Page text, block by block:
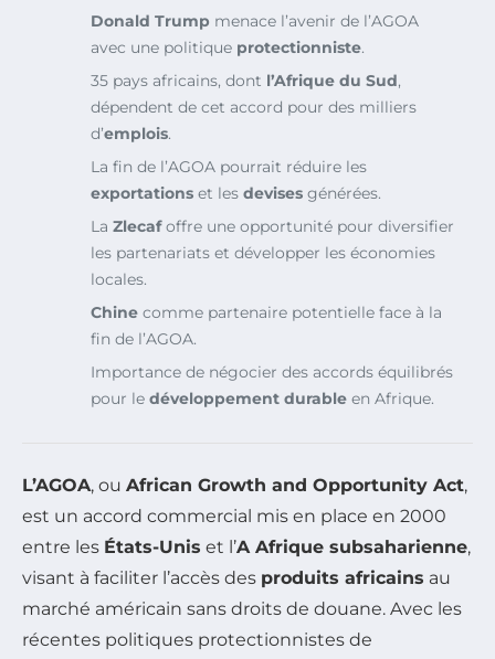
Donald Trump menace l’avenir de l’AGOA
avec une politique protectionniste.
35 pays africains, dont l’Afrique du Sud,
dépendent de cet accord pour des milliers
d’emplois.
La fin de l’AGOA pourrait réduire les
exportations et les devises générées.
La Zlecafoffre une opportunité pour diversifier
les partenariats et développer les économies
locales.
Chine comme partenaire potentielle face à la
fin de l’AGOA.
Importance de négocier des accords équilibrés
pour le développement durable en Afrique.
L’AGOA, ou African Growth and Opportunity Act,
est un accord commercial mis en place en 2000
entre les États-Unis et l’A Afrique subsaharienne,
visant à faciliter l’accès des produits africains au
marché américain sans droits de douane. Avec les
récentes politiques protectionnistes de